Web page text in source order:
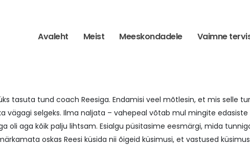
Avaleht Meist Meeskondadele Vaimne
tasuta tund coach Reesiga. Endamisi veel mõtlesin, et mis selle
vägagi selgeks. Ilma naljata – vahepeal võtab mul mingite
oli aga kõik palju lihtsam. Esialgu püsitasime eesmärgi, mida
oskas Reesi küsida nii õigeid küsimusi, et vastused